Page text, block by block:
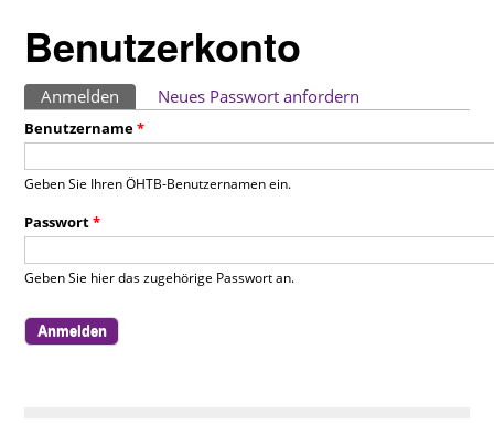
Benutzerkonto
Haupt-Reiter
Anmelden (aktiver Reiter)
Neues Passwort anfordern
Benutzername*
Geben Sie Ihren ÖHTB-Benutzernamen ein.
Passwort*
Geben Sie hier das zugehörige Passwort an.